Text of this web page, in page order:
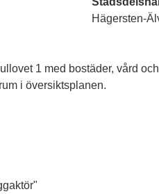
Hägersten-
1 med bostäder, vård
i översiktsplanen.